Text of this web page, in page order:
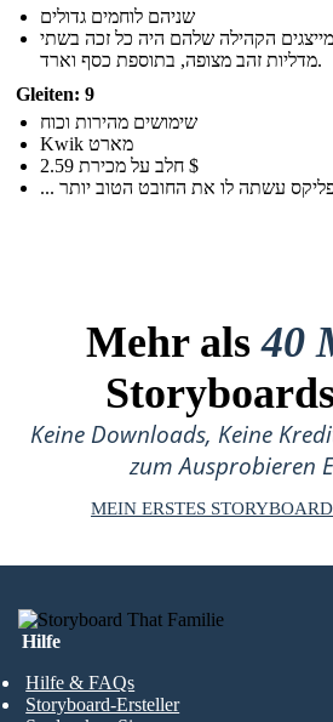
שניהם לוחמים גדולים
הקהילה שלהם היה כל זכה בשתי
מדליות זהב מצופה, בתוספת כסף וארד.
Gleiten: 9
שימושים מהירות וכוח
Kwik מארט
חלב על מכירת 2.59 $
Mehr als40
Keine Downloads, Keine
zum Ausprobieren
MEIN ERSTES
Hilfe
Hilfe & FAQs
Storyboard-Ersteller